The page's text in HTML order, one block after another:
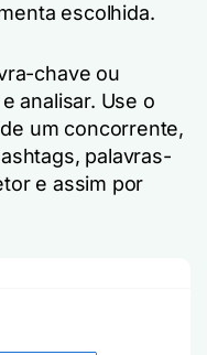
escolhida.
chave ou
analisar. Use o
um concorrente,
palavras-
e assim por